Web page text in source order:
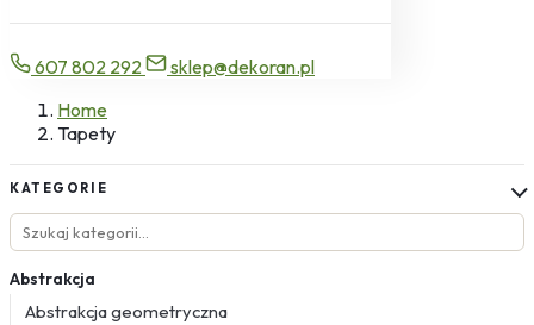
607 802 292
sklep@dekoran.pl
Home
Tapety
KATEGORIE
Abstrakcja
Abstrakcja geometryczna